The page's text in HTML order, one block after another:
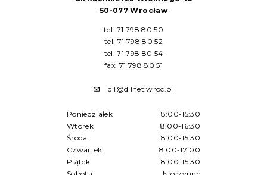
50-077 Wrocław
tel. 71 798 80 50
tel. 71 798 80 52
tel. 71 798 80 54
fax. 71 798 80 51
dil@dilnet.wroc.pl
Poniedziałek
8:00-15:30
Wtorek
8:00-16:30
Środa
8:00-15:30
Czwartek
8:00-17:00
Piątek
8:00-15:30